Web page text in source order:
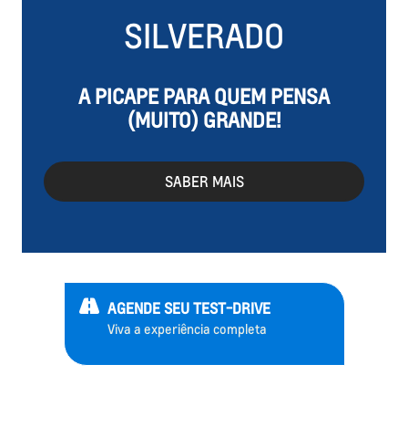
SILVERADO
A PICAPE PARA QUEM PENSA
(MUITO) GRANDE!
SABER MAIS
AGENDE SEU TEST-DRIVE
Viva a experiência completa